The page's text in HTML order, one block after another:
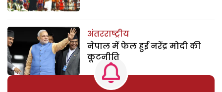
अंतरराष्ट्रीय
नेपाल में फेल हुई नरेंद्र मोदी की
कूटनीति